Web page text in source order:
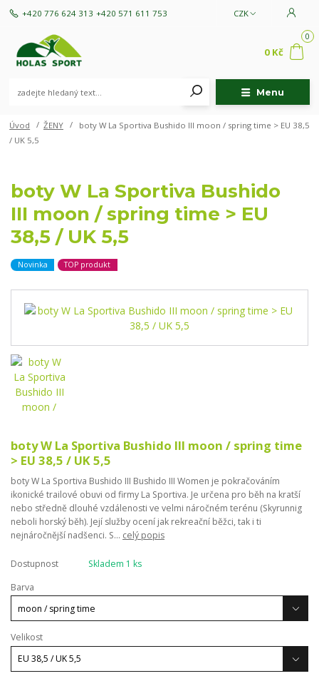
Menu
CZK
+420 776 624 313 +420 571 611 753
0
0 Kč
Úvod ŽENY
boty W La Sportiva Bushido III moon / spring time > EU 38,5
/ UK 5,5
boty W La Sportiva Bushido
III moon / spring time > EU
38,5 / UK 5,5
Novinka TOP produkt
boty W La Sportiva Bushido III moon / spring time
> EU 38,5 / UK 5,5
boty W La Sportiva Bushido III Bushido III Women je pokračováním
ikonické trailové obuvi od firmy La Sportiva. Je určena pro běh na kratší
nebo středně dlouhé vzdálenosti ve velmi náročném terénu (Skyrunnig
neboli horský běh). Její služby ocení jak rekreační běžci, tak i ti
nejnáročnější nadšenci. S... celý popis
Dostupnost
Skladem 1 ks
Barva
Velikost